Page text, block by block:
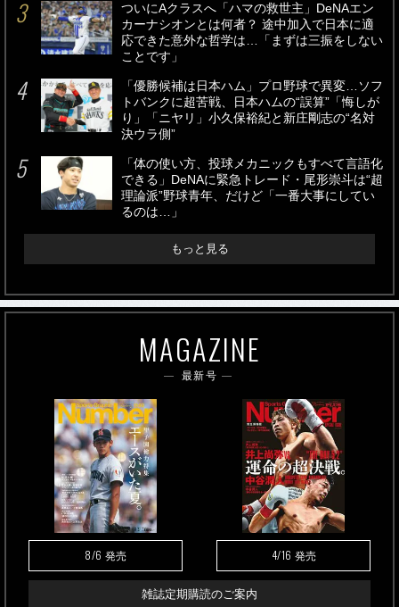
ついにAクラスへ「ハマの救世主」DeNAエン
カーナシオンとは何者？ 途中加入で日本に適
応できた意外な哲学は…「まずは三振をしない
ことです」
「優勝候補は日本ハム」プロ野球で異変…ソフ
トバンクに超苦戦、日本ハムの“誤算”「悔しが
り」「ニヤリ」小久保裕紀と新庄剛志の“名対
決ウラ側”
「体の使い方、投球メカニックもすべて言語化
できる」DeNAに緊急トレード・尾形崇斗は“超
理論派”野球青年、だけど「一番大事にしてい
るのは…」
もっと見る
MAGAZINE
最新号
8/6 発売 4/16 発売
雑誌定期購読のご案内